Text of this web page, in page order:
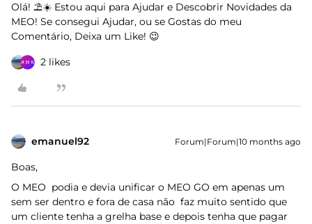
Olá! ⛱️☀️ Estou aqui para Ajudar e Descobrir Novidades da
MEO! Se consegui Ajudar, ou se Gostas do meu
Comentário, Deixa um Like! 😉
2 likes
emanuel92 Forum|Forum|10 months ago
Boas,
O MEO podia e devia unificar o MEO GO em apenas um
sem ser dentro e fora de casa não faz muito sentido que
um cliente tenha a grelha base e depois tenha que pagar